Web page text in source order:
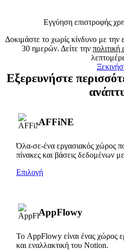
Εγγύηση επιστροφής
Δοκιμάστε το χωρίς κίνδυνο με
30 ημερών. Δείτε την
Εξερευνήστε
AFFiNE
Όλα-σε-ένα εργασιακός χώρος
πίνακες και βάσεις δεδομένων
Επιλογή
AppFlowy
Το AppFlowy είναι ένας χώρος
και εναλλακτική του Notion.